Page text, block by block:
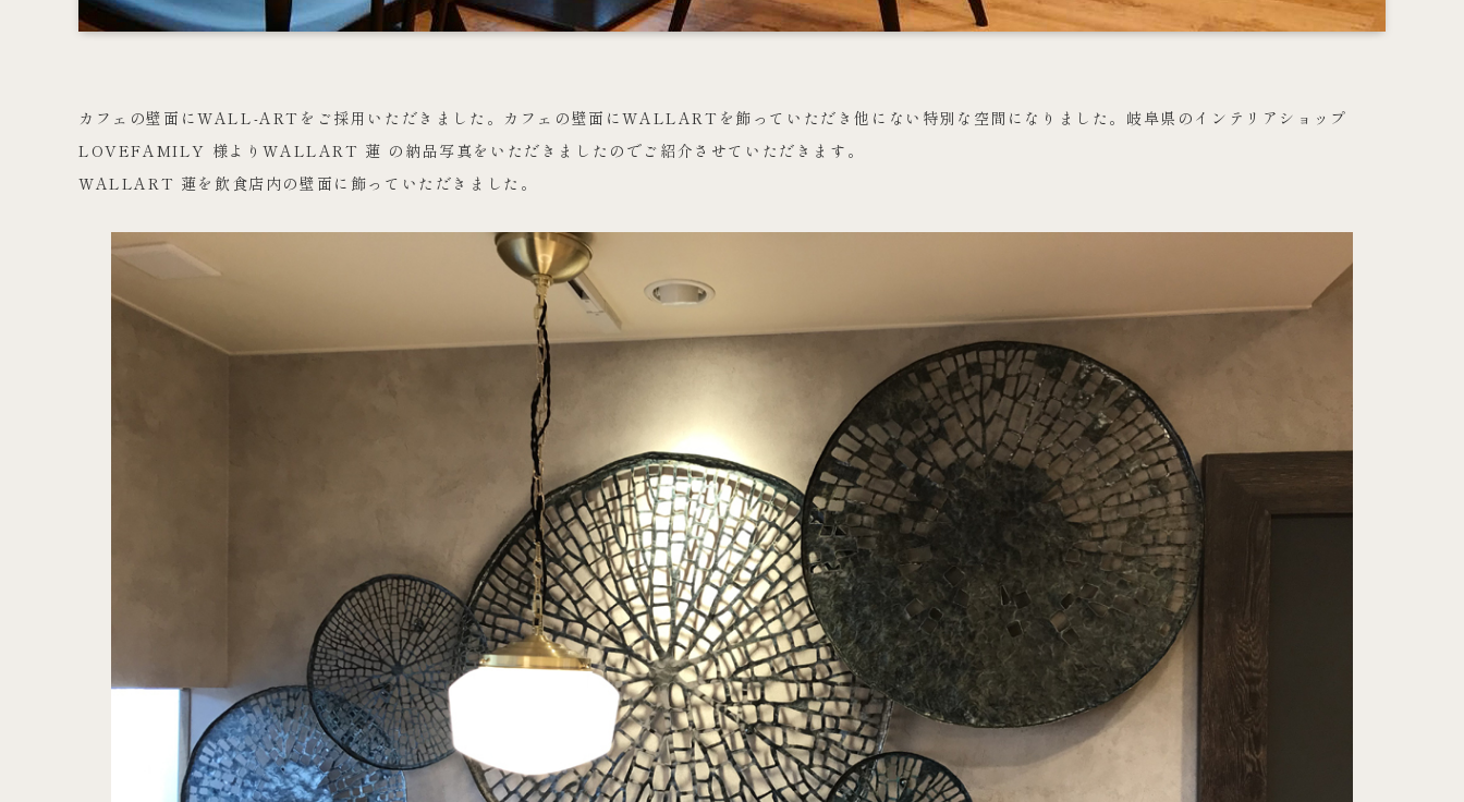
カフェの壁面にWALL-ARTをご採用いただきました。カフェの壁面にWALLARTを飾っていただき他にない特別な空間になりました。岐阜県のインテリアショップ
LOVEFAMILY 様よりWALLART 蓮 の納品写真をいただきましたのでご紹介させていただきます。
WALLART 蓮を飲食店内の壁面に飾っていただきました。